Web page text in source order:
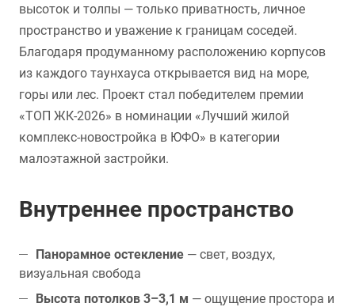
высоток и толпы — только приватность, личное
пространство и уважение к границам соседей.
Благодаря продуманному расположению корпусов
из каждого таунхауса открывается вид на море,
горы или лес. Проект стал победителем премии
«ТОП ЖК-2026» в номинации «Лучший жилой
комплекс-новостройка в ЮФО» в категории
малоэтажной застройки.
Внутреннее пространство
Панорамное остекление — свет, воздух,
визуальная свобода
Высота потолков 3–3,1 м — ощущение простора и